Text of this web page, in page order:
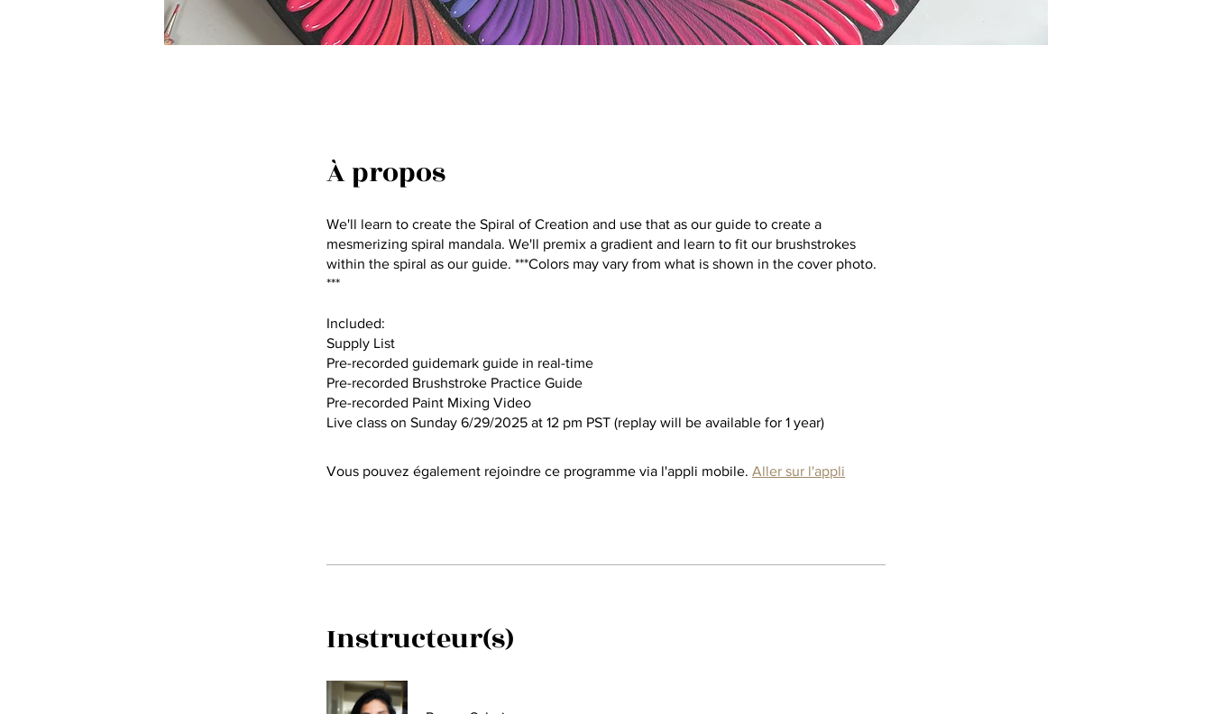
À propos
We'll learn to create the Spiral of Creation and use that as our guide to create a
mesmerizing spiral mandala. We'll premix a gradient and learn to fit our brushstrokes
within the spiral as our guide. ***Colors may vary from what is shown in the cover photo.
***
Included:
Supply List
Pre-recorded guidemark guide in real-time
Pre-recorded Brushstroke Practice Guide
Pre-recorded Paint Mixing Video
Live class on Sunday 6/29/2025 at 12 pm PST (replay will be available for 1 year)
Vous pouvez également rejoindre ce programme via l'appli mobile. Aller sur l'appli
Instructeur(s)